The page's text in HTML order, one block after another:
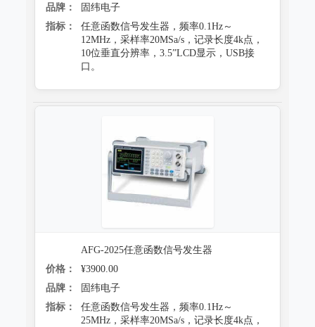
品牌：
固纬电子
指标：
任意函数信号发生器，频率0.1Hz～
12MHz，采样率20MSa/s，记录长度4k点，
10位垂直分辨率，3.5”LCD显示，USB接
口。
AFG-2025任意函数信号发生器
价格：
¥3900.00
品牌：
固纬电子
指标：
任意函数信号发生器，频率0.1Hz～
25MHz，采样率20MSa/s，记录长度4k点，